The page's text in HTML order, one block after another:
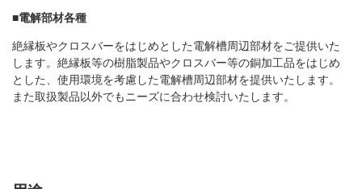
■電解部材各種
絶縁板やクロスバーをはじめとした電解槽周辺部材をご提供いた
します。絶縁板等の樹脂製品やクロスバー等の銅加工品をはじめ
とした、使用環境を考慮した電解槽周辺部材を提供いたします。
また取扱製品以外でもニーズに合わせ検討いたします。